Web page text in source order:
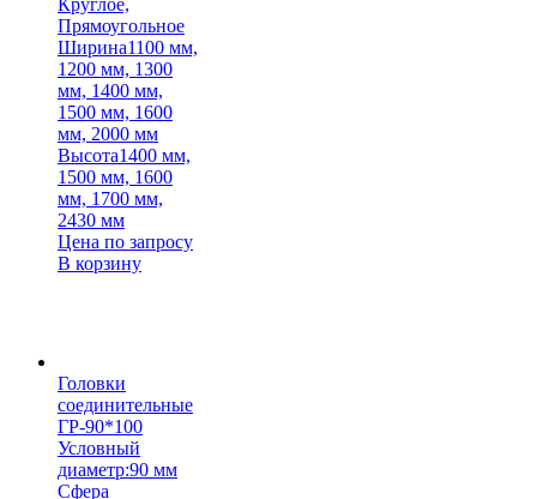
Прямоугольное
Ширина1100 мм,
1200 мм, 1300
мм, 1400 мм,
1500 мм, 1600
мм, 2000 мм
Высота1400 мм,
1500 мм, 1600
мм, 1700 мм,
2430 мм
Цена по запросу
В корзину
Головки
соединительные
ГР-90*100
Условный
диаметр:90 мм
Сфера